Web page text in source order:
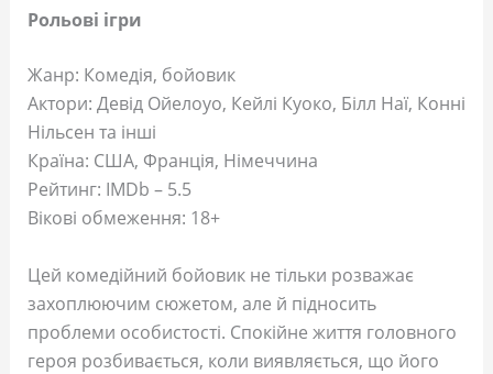
Рольові ігри
Жанр: Комедія, бойовик
Актори: Девід Ойелоуо, Кейлі Куоко, Білл Наї, Конні
Нільсен та інші
Країна: США, Франція, Німеччина
Рейтинг: IMDb – 5.5
Вікові обмеження: 18+
Цей комедійний бойовик не тільки розважає
захоплюючим сюжетом, але й підносить
проблеми особистості. Спокійне життя головного
героя розбивається, коли виявляється, що його